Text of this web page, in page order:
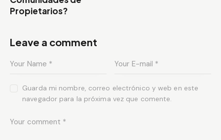
Propietarios?
Leave a comment
Guarda mi nombre, correo electrónico y web en este
navegador para la próxima vez que comente.